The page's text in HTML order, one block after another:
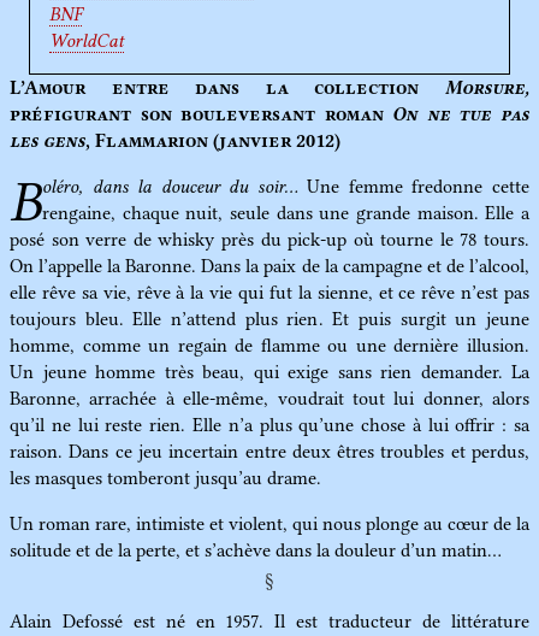
BNF
WorldCat
L’Amour entre dans la collection Morsure,
préfigurant son bouleversant roman On ne tue pas
les gens, Flammarion (janvier 2012)
Boléro, dans la douceur du soir… Une femme fredonne cette
rengaine, chaque nuit, seule dans une grande maison. Elle a
posé son verre de whisky près du pick-up où tourne le 78 tours.
On l’appelle la Baronne. Dans la paix de la campagne et de l’alcool,
elle rêve sa vie, rêve à la vie qui fut la sienne, et ce rêve n’est pas
toujours bleu. Elle n’attend plus rien. Et puis surgit un jeune
homme, comme un regain de flamme ou une dernière illusion.
Un jeune homme très beau, qui exige sans rien demander. La
Baronne, arrachée à elle-même, voudrait tout lui donner, alors
qu’il ne lui reste rien. Elle n’a plus qu’une chose à lui offrir : sa
raison. Dans ce jeu incertain entre deux êtres troubles et perdus,
les masques tomberont jusqu’au drame.
Un roman rare, intimiste et violent, qui nous plonge au cœur de la
solitude et de la perte, et s’achève dans la douleur d’un matin…
Alain Defossé est né en 1957. Il est traducteur de littérature